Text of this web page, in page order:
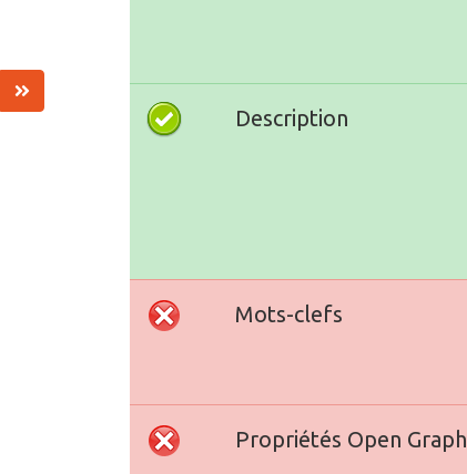
Description
Mots-clefs
Propriétés Open Graph